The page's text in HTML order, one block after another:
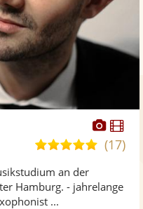
5,0
5
Sternen
(17)
an der
Hamburg. - jahrelange
...